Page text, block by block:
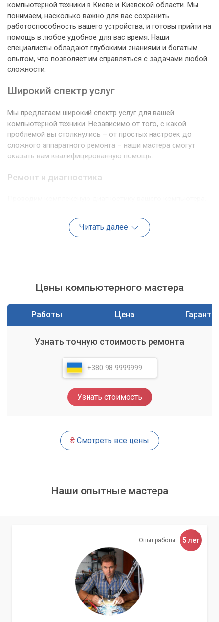
компьютерной техники в Киеве и Киевской области. Мы
понимаем, насколько важно для вас сохранить
работоспособность вашего устройства, и готовы прийти на
помощь в любое удобное для вас время. Наши
специалисты обладают глубокими знаниями и богатым
опытом, что позволяет им справляться с задачами любой
сложности.
Широкий спектр услуг
Мы предлагаем широкий спектр услуг для вашей
компьютерной техники. Независимо от того, с какой
проблемой вы столкнулись – от простых настроек до
сложного аппаратного ремонта – наши мастера смогут
оказать вам квалифицированную помощь.
Ремонт и диагностика
Осуществляем ремонт любой сложности, включая замену
комплектующих, ремонт материнских плат, видеокарт и
Настройка и оптимизация
Помимо ремонта, мы предлагаем услуги по настройке и
оптимизации работы вашего компьютера. Это включает в
себя установку и настройку операционных систем,
программного обеспечения, драйверов. Также мы можем
оптимизировать работу системы, удалить ненужные
программы, очистить реестр, что позволит значительно
увеличить скорость работы вашего ПК.
Устранение вирусов
работу, а также поставить под угрозу сохранность ваших
данных. Наши специалисты эффективно удаляют вирусы и
Важно помнить, что своевременное
Модернизация и сборка
Если вы чувствуете, что ваш компьютер перестал
справляться с современными задачами, мы можем
предложить вам услуги по его модернизации. Подберем и
установим более производительные компоненты, такие
Читать далее
Цены компьютерного мастера
Работы Цена
Узнать точную стоимость ремонта
Узнать стоимость
₴Смотреть все цены
Наши опытные мастера
Опыт работы 5 лет